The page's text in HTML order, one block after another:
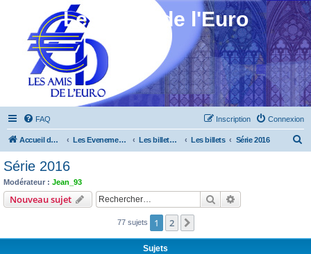
Les Amis de l'Euro
FAQ Connexion
Inscription
Accueil du forum Les Evenements ! [Ouvert au public] Les billets touristiques Les billets Série 2016
c
Série 2016
Modérateur : Jean_93
Nouveau sujet Rechercher
77 sujets 1 2
Sujets